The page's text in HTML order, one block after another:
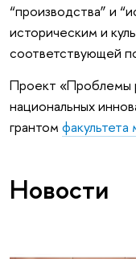
“производства” и
историческим и
соответствующей
Проект «Проблемы
национальных
грантом
Новости